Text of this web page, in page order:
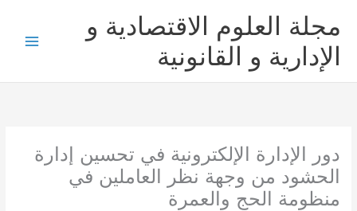
المحتوى
مجلة العلوم الاقتصادية و
الإدارية و القانونية
دور الإدارة الإلكترونية في تحسين إدارة
الحشود من وجهة نظر العاملين في
منظومة الحج والعمرة